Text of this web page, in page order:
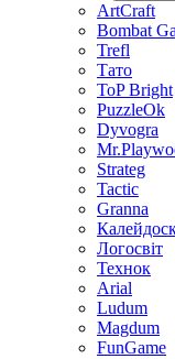
ArtCraft
Bombat
Trefl
Тато
ToP Bright
PuzzleOk
Dyvogra
Strateg
Tactic
Granna
Логосвіт
Технок
Arial
Ludum
Magdum
FunGame